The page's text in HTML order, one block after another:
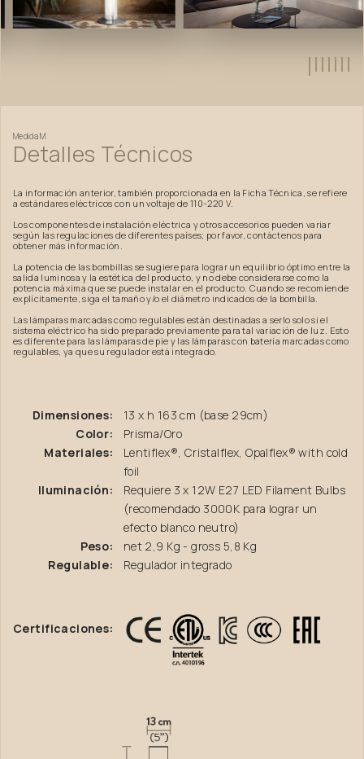
MedidaM
Detalles Técnicos
La información anterior, también proporcionada en la Ficha Técnica, se refiere
a estándares eléctricos con un voltaje de 110-220 V.
Los componentes de instalación eléctrica y otros accesorios pueden variar
según las regulaciones de diferentes países; por favor, contáctenos para
obtener más información.
La potencia de las bombillas se sugiere para lograr un equilibrio óptimo entre la
salida luminosa y la estética del producto, y no debe considerarse como la
potencia máxima que se puede instalar en el producto. Cuando se recomiende
explícitamente, siga el tamaño y/o el diámetro indicados de la bombilla.
Las lámparas marcadas como regulables están destinadas a serlo solo si el
sistema eléctrico ha sido preparado previamente para tal variación de luz. Esto
es diferente para las lámparas de pie y las lámparas con batería marcadas como
regulables, ya que su regulador está integrado.
Dimensiones:
13 x h 163 cm (base 29cm)
Color:
Prisma/Oro
Materiales:
Lentiflex®, Cristalflex, Opalflex® with cold
foil
Iluminación:
Requiere 3 x 12W E27 LED Filament Bulbs
(recomendado 3000K para lograr un
efecto blanco neutro)
Peso:
net 2,9 Kg - gross 5,8 Kg
Regulable:
Regulador integrado
Certificaciones: